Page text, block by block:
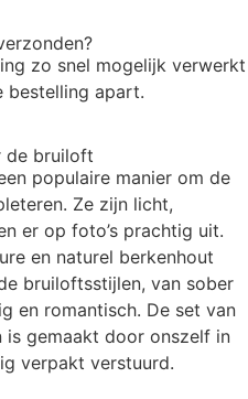
zo snel mogelijk verwerkt
bestelling apart.
de bruiloft
populaire manier om de
Ze zijn licht,
er op foto’s prachtig uit.
en naturel berkenhout
bruiloftsstijlen, van sober
en romantisch. De set van
is gemaakt door onszelf in
verpakt verstuurd.